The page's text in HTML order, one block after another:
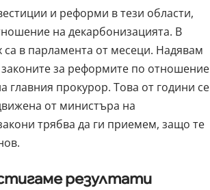
и реформи в тези области,
на декарбонизацията. В
в парламента от месеци. Надявам
за реформите по отношение
главния прокурор. Това от години се
от министъра на
трябва да ги приемем, защо те
резултати